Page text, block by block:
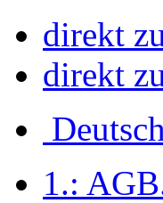
direkt
direkt
Deutsch
1.: AGB